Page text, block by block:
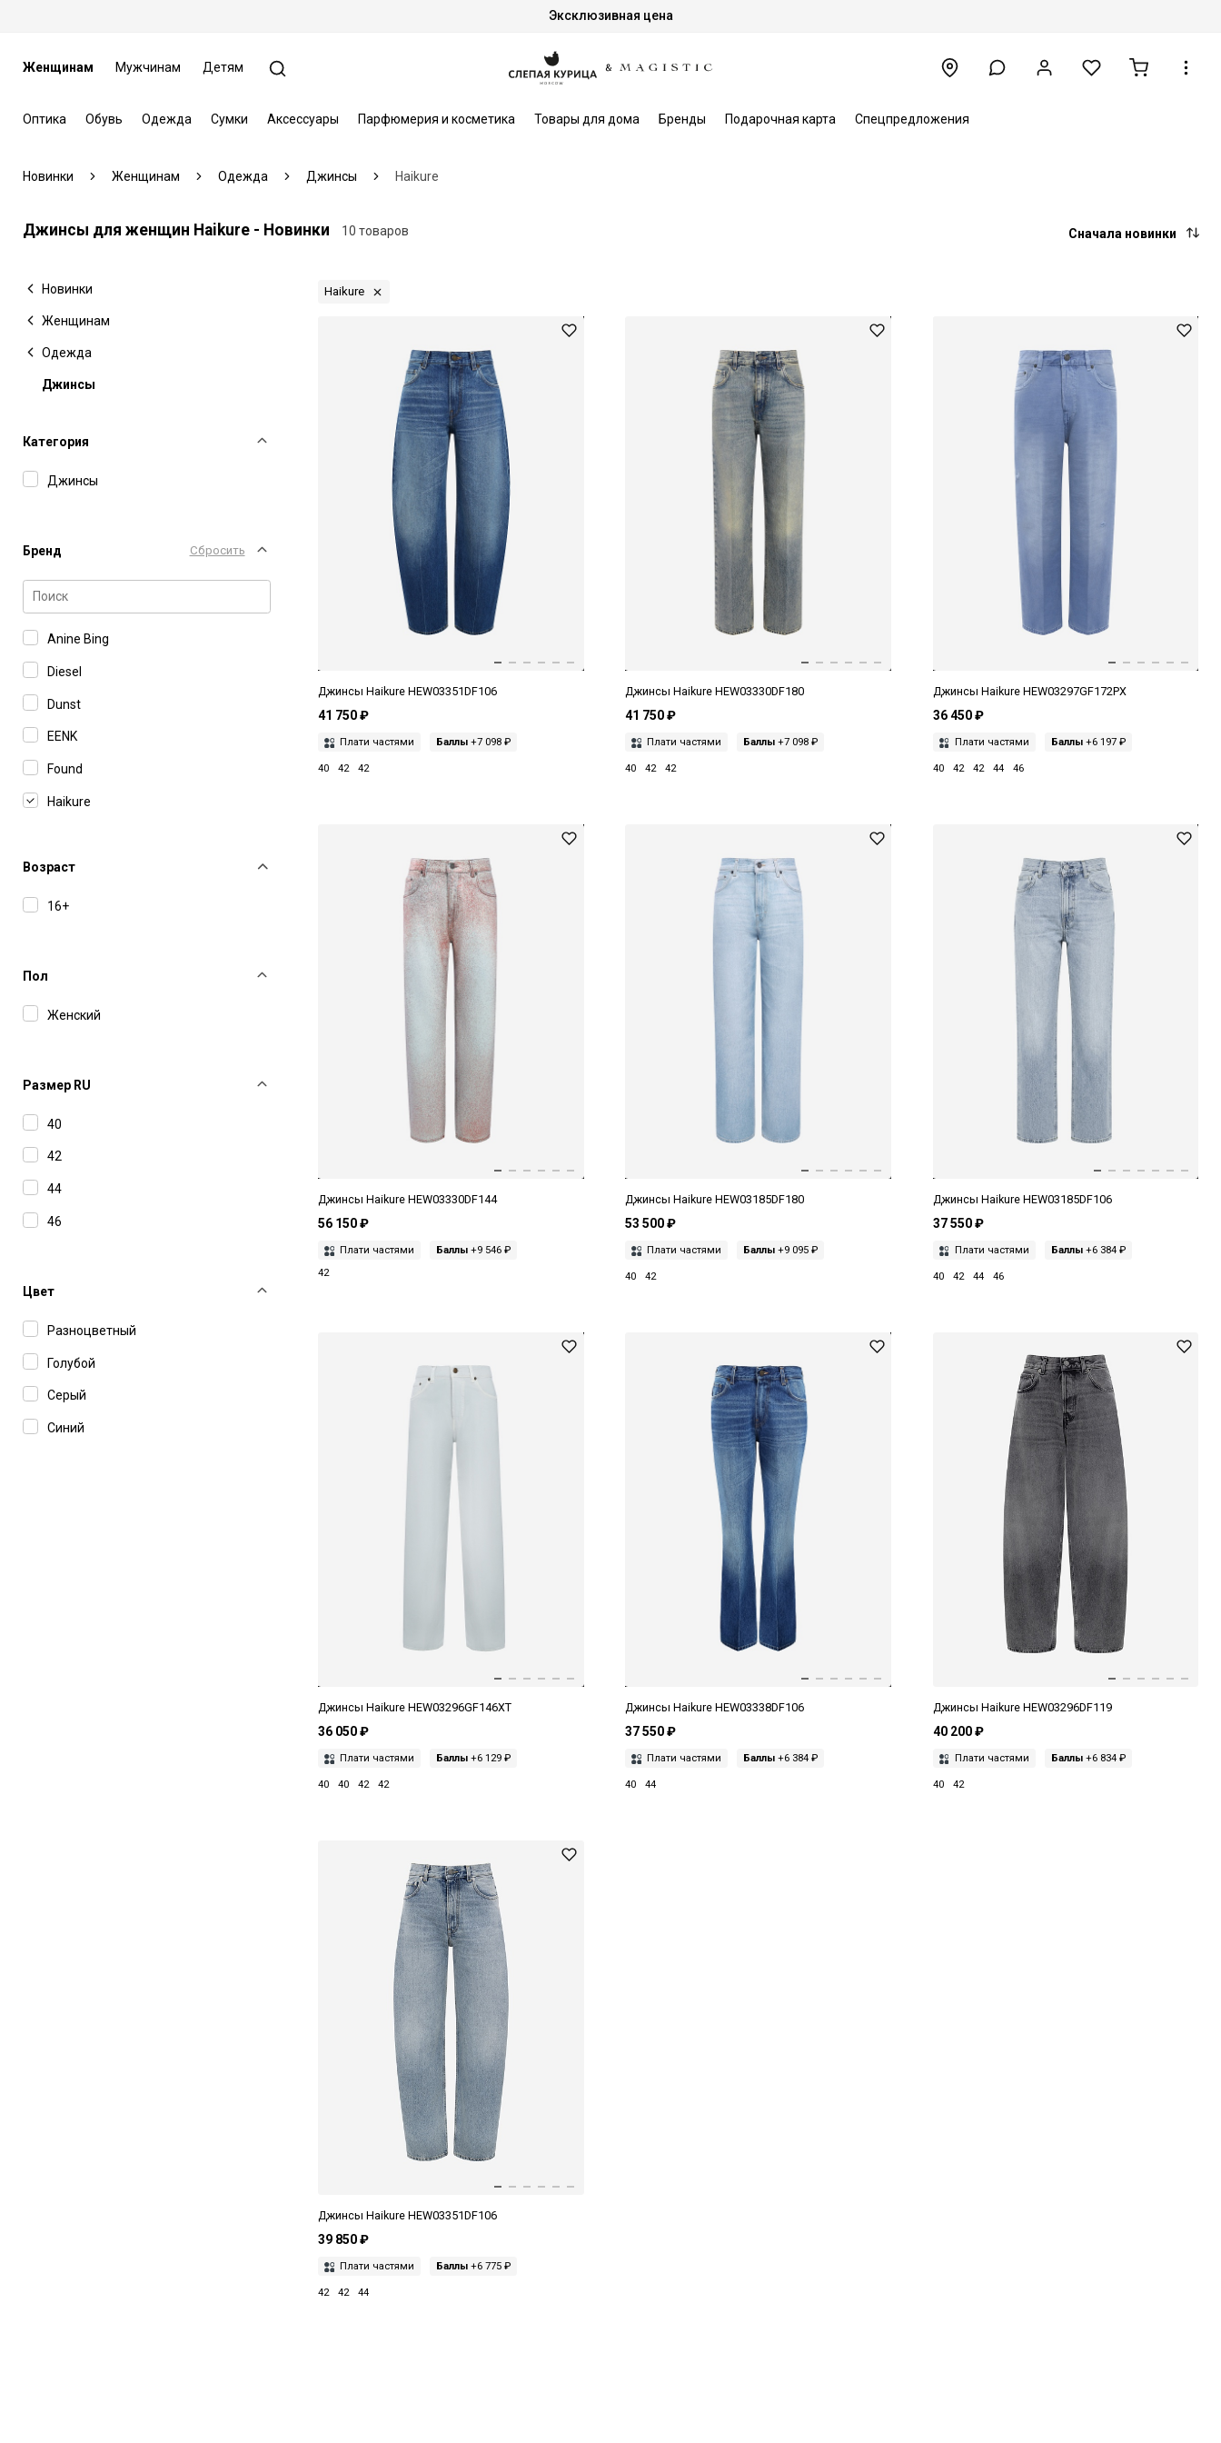
Эксклюзивная цена
Женщинам Мужчинам Детям
Оптика Обувь Одежда Сумки Аксессуары Парфюмерия и косметика Товары для дома Бренды Подарочная карта Спецпредложения
Новинки Женщинам Одежда Джинсы Haikure
Джинсы для женщин Haikure - Новинки 10 товаров Сначала новинки
Новинки
Женщинам
Одежда
Джинсы
Категория
Джинсы
Бренд Сбросить
Anine Bing
Diesel
Dunst
EENK
Found
Haikure
Ksubi
MM6 Maison Margiela
Возраст
16+
Пол
Женский
Размер RU
40
42
44
46
Цвет
Разноцветный
Голубой
Серый
Синий
Haikure
Джинсы Haikure HEW03351DF106
41 750 ₽
Плати частями Баллы +7 098 ₽
40 42 42
Джинсы Haikure HEW03330DF180
41 750 ₽
Плати частями Баллы +7 098 ₽
40 42 42
Джинсы Haikure HEW03297GF172PX
36 450 ₽
Плати частями Баллы+6 197 ₽
40 42 42 44 46
Джинсы Haikure HEW03330DF144
56 150 ₽
Плати частями Баллы +9 546 ₽
42
Джинсы Haikure HEW03185DF180
53 500 ₽
Плати частями Баллы +9 095 ₽
40 42
Джинсы Haikure HEW03185DF106
37 550 ₽
Плати частями Баллы+6 384 ₽
40 42 44 46
Джинсы Haikure HEW03296GF146XT
36 050 ₽
Плати частями Баллы +6 129 ₽
40 40 42 42
Джинсы Haikure HEW03338DF106
37 550 ₽
Плати частями Баллы +6 384 ₽
40 44
Джинсы Haikure HEW03296DF119
40 200 ₽
Плати частями Баллы+6 834 ₽
40 42
Джинсы Haikure HEW03351DF106
39 850 ₽
Плати частями Баллы +6 775 ₽
42 42 44